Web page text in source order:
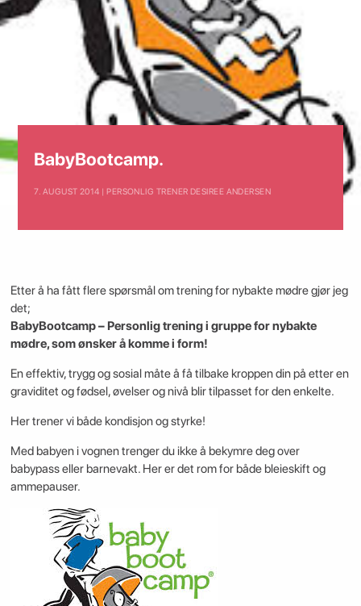
BabyBootcamp.
7. AUGUST 2014 | PERSONLIG TRENER DESIREE ANDERSEN
Etter å ha fått flere spørsmål om trening for nybakte mødre gjør jeg
det;
BabyBootcamp – Personlig trening i gruppe for nybakte
mødre, som ønsker å komme i form!
En effektiv, trygg og sosial måte å få tilbake kroppen din på etter en
graviditet og fødsel, øvelser og nivå blir tilpasset for den enkelte.
Her trener vi både kondisjon og styrke!
Med babyen i vognen trenger du ikke å bekymre deg over
babypass eller barnevakt. Her er det rom for både bleieskift og
ammepauser.